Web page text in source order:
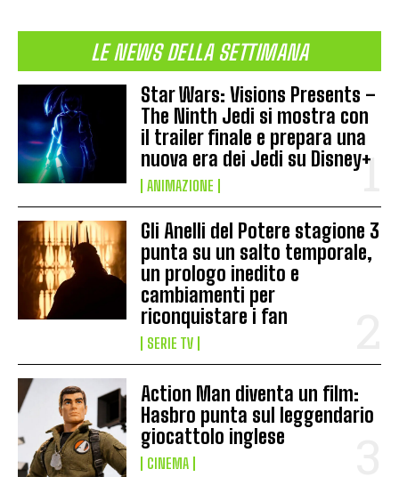
LE NEWS DELLA SETTIMANA
Star Wars: Visions Presents –
The Ninth Jedi si mostra con
il trailer finale e prepara una
nuova era dei Jedi su Disney+
ANIMAZIONE
Gli Anelli del Potere stagione 3
punta su un salto temporale,
un prologo inedito e
cambiamenti per
riconquistare i fan
SERIE TV
Action Man diventa un film:
Hasbro punta sul leggendario
giocattolo inglese
CINEMA